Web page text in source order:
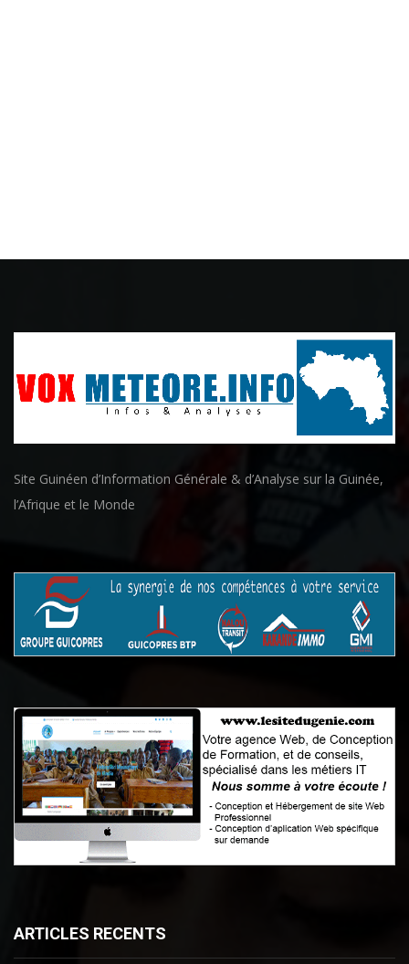
Site Guinéen d’Information Générale & d’Analyse sur la Guinée,
l’Afrique et le Monde
ARTICLES RECENTS